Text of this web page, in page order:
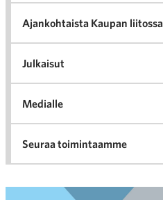
Ajankohtaista Kaupan liitossa
Julkaisut
Medialle
Seuraa toimintaamme